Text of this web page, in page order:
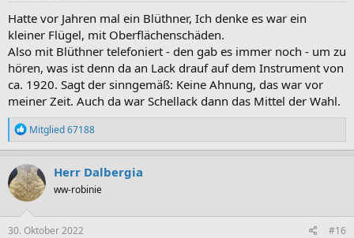
:
Hatte vor Jahren mal ein Blüthner, Ich denke es war ein
kleiner Flügel, mit Oberflächenschäden.
Also mit Blüthner telefoniert - den gab es immer noch - um zu
hören, was ist denn da an Lack drauf auf dem Instrument von
ca. 1920. Sagt der sinngemäß: Keine Ahnung, das war vor
meiner Zeit. Auch da war Schellack dann das Mittel der Wahl.
R
e
a
k
t
i
o
n
e
Mitglied 67188
Herr Dalbergia
ww-robinie
30. Oktober 2022 #16